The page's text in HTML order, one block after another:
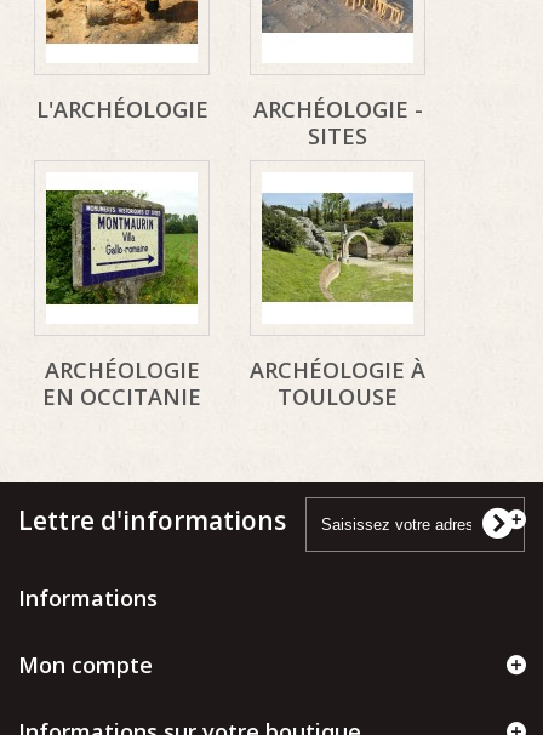
L'ARCHÉOLOGIE
ARCHÉOLOGIE -
SITES
ARCHÉOLOGIE
EN OCCITANIE
ARCHÉOLOGIE À
TOULOUSE
Lettre d'informations
Informations
Mon compte